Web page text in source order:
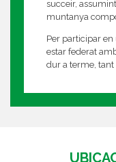
succeir,
muntanya
Per participar en
estar federat
dur a terme, tant